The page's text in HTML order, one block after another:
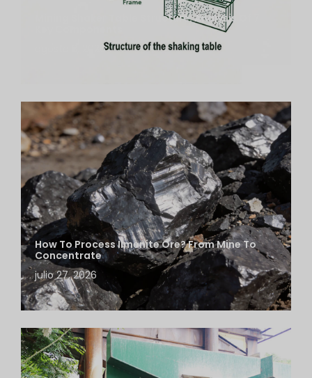
Mining Shaker Table Structure: Analysis Of 7
agosto 3, 2026
How To Process Ilmenite Ore? From Mine To
Concentrate
julio 27, 2026